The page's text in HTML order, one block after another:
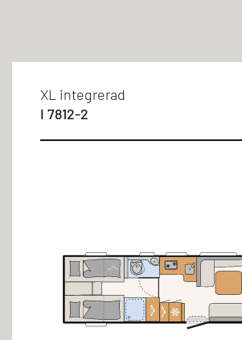
Sovplatser
5 personer
XL integrerad
I 7812-2